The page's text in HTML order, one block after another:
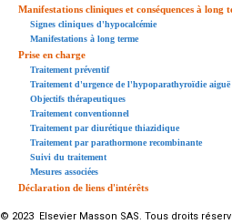
Manifestations cliniques et conséquences à
Signes cliniques d'hypocalcémie
Manifestations à long terme
Prise en charge
Traitement préventif
Traitement d'urgence de l'hypoparathyroïdie aiguë
Objectifs thérapeutiques
Traitement conventionnel
Traitement par diurétique thiazidique
Traitement par parathormone recombinante
Suivi du traitement
Mesures associées
Déclaration de liens d'intérêts
© 2023 Elsevier Masson SAS. Tous droits